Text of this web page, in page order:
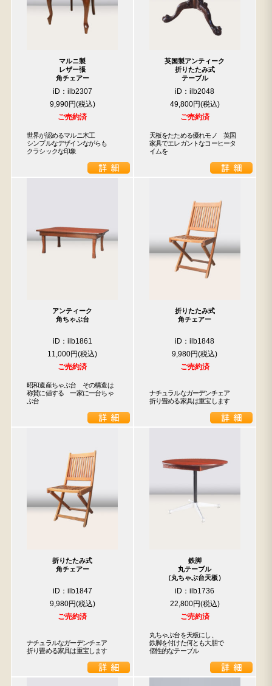
マルニ製
レザー張
角チェアー
iD：ilb2307
9,990円
ご売約済
世界が認めるマルニ木工
シンプルなデザインながらも
クラシックな印象
英国製アンティーク
折りたたみ式
テーブル
iD：ilb2048
49,800円
ご売約済
天板をたためる優れモノ　英国
家具でエレガントなコーヒータ
イムを
アンティーク
角ちゃぶ台
iD：ilb1861
11,000円
ご売約済
昭和遺産ちゃぶ台　その構造は
称賛に値する　一家に一台ちゃ
ぶ台
折りたたみ式
角チェアー
iD：ilb1848
9,980円
ご売約済
ナチュラルなガーデンチェア
折り畳める家具は重宝します
折りたたみ式
角チェアー
iD：ilb1847
9,980円
ご売約済
ナチュラルなガーデンチェア
折り畳める家具は重宝します
鉄脚
丸テーブル
（丸ちゃぶ台天板）
iD：ilb1736
22,800円
ご売約済
丸ちゃぶ台を天板にし、
鉄脚を付けた何とも大胆で
個性的なテーブル
検索
2557 2729 B2770
2990 箪笥